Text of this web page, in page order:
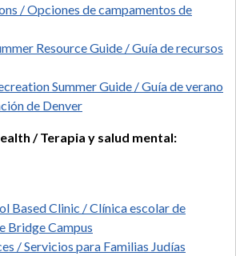
/ Opciones de campamentos de
Resource Guide / Guía de recursos
Summer Guide / Guía de verano
de Denver
/ Terapia y salud mental:
Based Clinic / Clínica escolar de
Bridge Campus
/ Servicios para Familias Judías